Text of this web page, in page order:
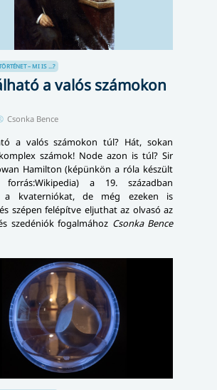
– MI IS ...?
a valós számokon
Csonka Bence
a valós számokon túl? Hát, sokan
számok! Node azon is túl? Sir
Hamilton (képünkön a róla készült
forrás:Wikipedia) a 19. században
a kvaterniókat, de még ezeken is
szépen felépítve eljuthat az olvasó az
szedéniók fogalmához Csonka Bence